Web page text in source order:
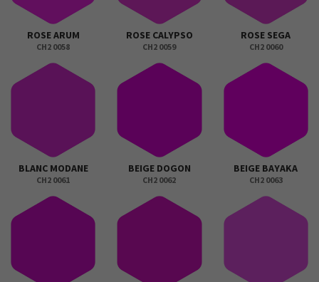
ROSE ARUM
CH2 0058
ROSE CALYPSO
CH2 0059
ROSE SEGA
CH2 0060
BLANC MODANE
CH2 0061
BEIGE DOGON
CH2 0062
BEIGE BAYAKA
CH2 0063